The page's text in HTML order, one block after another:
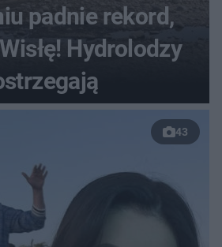
padnie rekord,
Hydrolodzy
43